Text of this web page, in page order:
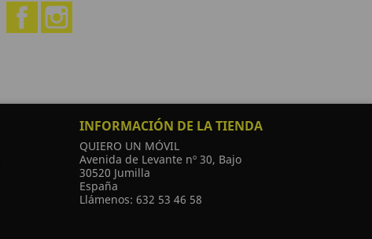
Facebook
INFORMACIÓN DE LA TIENDA
QUIERO UN MÓVIL
Avenida de Levante nº 30, Bajo
30520 Jumilla
España
Llámenos: 632 53 46 58